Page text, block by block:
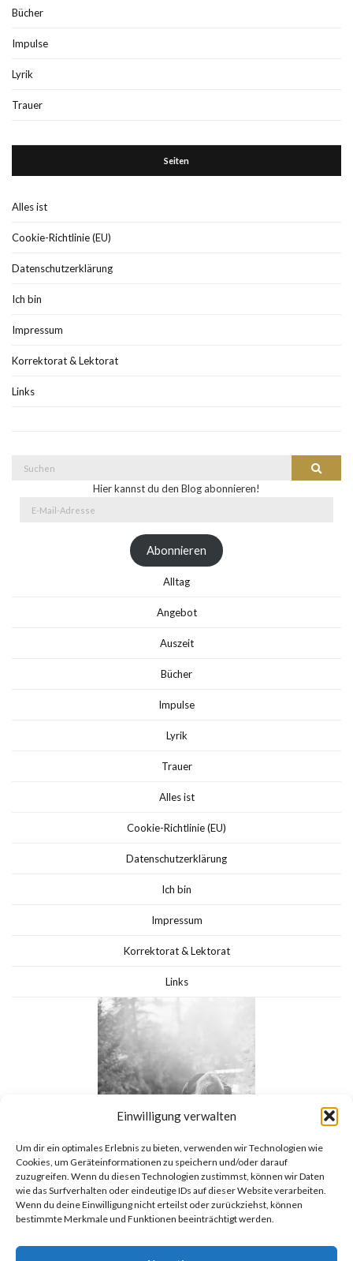
Einwilligung verwalten
Um dir ein optimales Erlebnis zu bieten, verwenden wir Technologien wie
Cookies, um Geräteinformationen zu speichern und/oder darauf
zuzugreifen. Wenn du diesen Technologien zustimmst, können wir Daten
wie das Surfverhalten oder eindeutige IDs auf dieser Website verarbeiten.
Wenn du deine Einwilligung nicht erteilst oder zurückziehst, können
bestimmte Merkmale und Funktionen beeinträchtigt werden.
Bücher
Impulse
Lyrik
Trauer
Seiten
Alles ist
Cookie-Richtlinie (EU)
Datenschutzerklärung
Ich bin
Impressum
Korrektorat & Lektorat
Links
Suche
Suchen
Hier kannst du den Blog abonnieren!
Abonnieren
Alltag
Angebot
Auszeit
Bücher
Impulse
Lyrik
Trauer
Alles ist
Cookie-Richtlinie (EU)
Datenschutzerklärung
Ich bin
Impressum
Korrektorat & Lektorat
Links